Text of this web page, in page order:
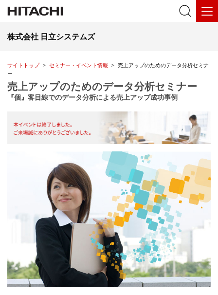
株式会社 日立システムズ
サイトトップ セミナー・イベント情報
売上アップのためのデータ分析セミナ
ー
売上アップのためのデータ分析セミナー
『個』客目線でのデータ分析による売上アップ成功事例